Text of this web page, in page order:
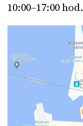
10:00–17:00 hod.